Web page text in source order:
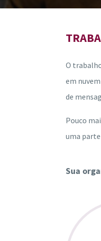
O
em
de
Pouco
uma
Sua